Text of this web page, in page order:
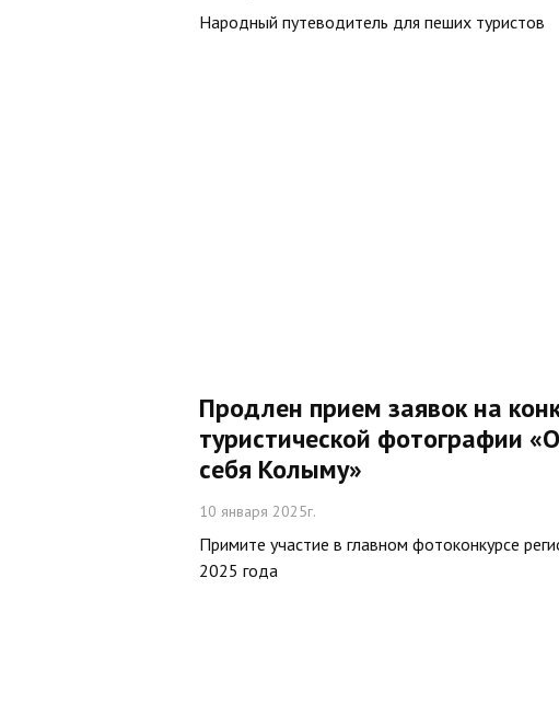
Народный путеводитель для пеших туристов
Продлен прием заявок на
туристической фотографии
себя Колыму»
10 января 2025г.
Примите участие в главном фотоконкурсе
2025 года